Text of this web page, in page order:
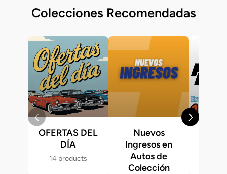
Colecciones Recomendadas
OFERTAS DEL
DÍA
14 products
Nuevos
Ingresos en
Autos de
Colección